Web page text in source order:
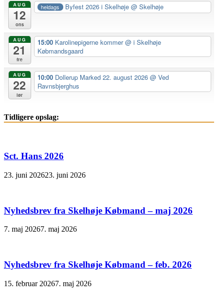
AUG
12
ons
heldags Byfest 2026 i Skelhøje@ Skelhøje
AUG
21
fre
15:00 Karolinepigerne kommer@ i Skelhøje
Købmandsgaard
AUG
22
lør
10:00 Dollerup Marked 22. august 2026 @ Ved
Ravnsbjerghus
Tidligere opslag:
Sct. Hans 2026
23. juni 202623. juni 2026
Nyhedsbrev fra Skelhøje Købmand – maj 2026
7. maj 20267. maj 2026
Nyhedsbrev fra Skelhøje Købmand – feb. 2026
15. februar 20267. maj 2026